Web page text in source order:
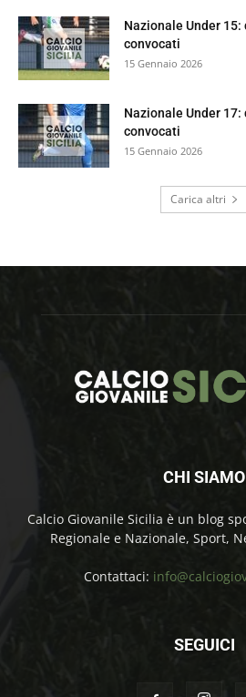
Nazionale Under
convocati
15 Gennaio 2026
Nazionale Under
convocati
15 Gennaio 2026
Carica altri
CHI SIAMO
Calcio Giovanile Sicilia è un blog
Regionale e Nazionale, Sport,
Contattaci:
SEGUICI